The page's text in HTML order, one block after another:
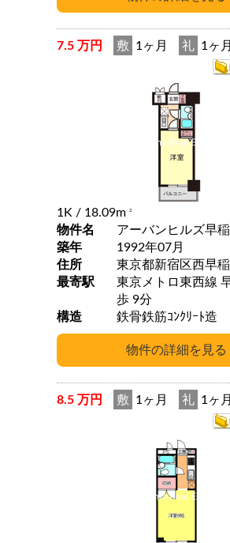
7.5 万円 敷 1ヶ月 礼 1ヶ月
1K / 18.09m 2
物件名
アーバンヒルズ早稲
築年
1992年07月
住所
東京都新宿区西早稲
最寄駅
東京メトロ東西線 早稲
歩 9分
構造
鉄骨鉄筋ｺﾝｸﾘｰﾄ造
8.5 万円 敷 1ヶ月 礼 1ヶ月